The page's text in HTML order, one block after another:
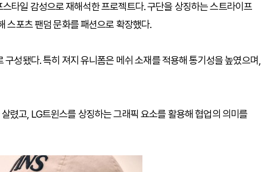
타일 감성으로 재해석한 프로젝트다. 구단을 상징하는 스트라이프
스포츠 팬덤 문화를 패션으로 확장했다.
성됐다. 특히 져지 유니폼은 메쉬 소재를 적용해 통기성을 높였으며,
렸고, LG트윈스를 상징하는 그래픽 요소를 활용해 협업의 의미를